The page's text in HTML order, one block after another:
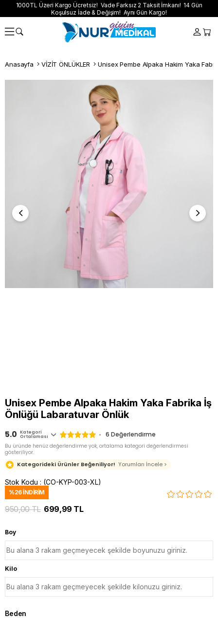
1000TL Üzeri Kargo Ücretsiz! Vade Farksız 2 Taksit İmkanı! 14 Gün
Koşulsuz İade & Değişim! Aynı Gün Kargo!
Anasayfa VİZİT ÖNLÜKLER
Unisex Pembe Alpaka Hakim Yaka Fabrika İş
Önlüğü Labaratuvar Önlük
5.0 Kategori
Ortalaması 6 Değerlendirme
Bu üründe henüz değerlendirme yok, ortalama kategori değerlendirmesi
gösteriliyor.
Kategorideki Ürünler Beğeniliyor! Yorumları İncele >
Stok Kodu (CO-KYP-003-XL)
%26İNDIRIM
950,00 TL 699,99 TL
Boy
Kilo
Beden